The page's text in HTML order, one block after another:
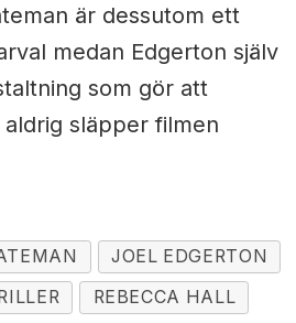
är dessutom ett
medan Edgerton själv
som gör att
släpper filmen
JOEL EDGERTON
REBECCA HALL